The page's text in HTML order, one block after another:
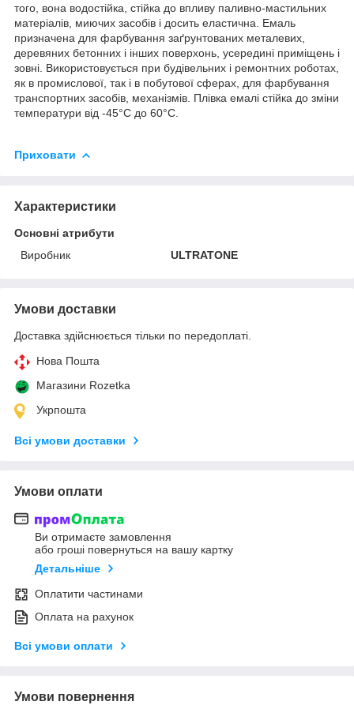
того, вона водостійка, стійка до впливу паливно-мастильних
матеріалів, миючих засобів і досить еластична. Емаль
призначена для фарбування заґрунтованих металевих,
деревяних бетонних і інших поверхонь, усередині приміщень і
зовні. Використовується при будівельних і ремонтних роботах,
як в промислової, так і в побутової сферах, для фарбування
транспортних засобів, механізмів. Плівка емалі стійка до зміни
температури від -45°C до 60°C.
Приховати
Характеристики
Основні атрибути
Виробник
ULTRATONE
Умови доставки
Доставка здійснюється тільки по передоплаті.
Нова Пошта
Магазини Rozetka
Укрпошта
Всі умови доставки
Умови оплати
Ви отримаєте замовлення
або гроші повернуться на вашу картку
Детальніше
Оплатити частинами
Оплата на рахунок
Всі умови оплати
Умови повернення